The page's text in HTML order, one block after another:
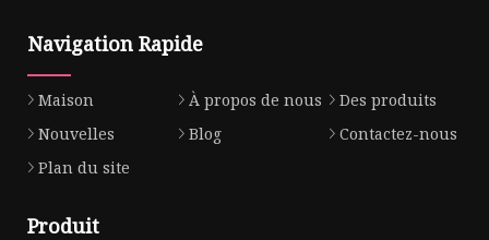
Navigation Rapide
Maison À propos de nous
Des produits
Nouvelles
Blog
Contactez-nous
Plan du site
Produit